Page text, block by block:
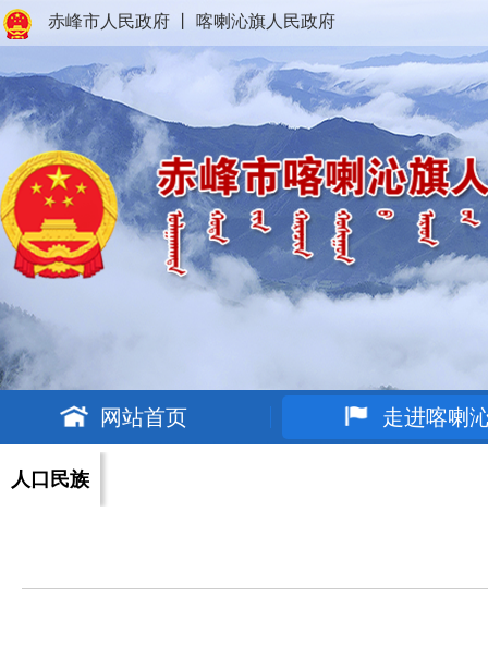
赤峰市人民政府 喀喇沁旗人民政府
网站首页 走进喀喇
人口民族